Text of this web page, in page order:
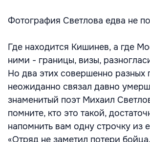
Фотография Светлова едва не
Где находится Кишинев, а где
ними - границы, визы,
Но два этих совершенно разных
неожиданно связал давно
знаменитый поэт Михаил
помните, кто это такой,
напомнить вам одну строчку из
«Отряд не заметил потери